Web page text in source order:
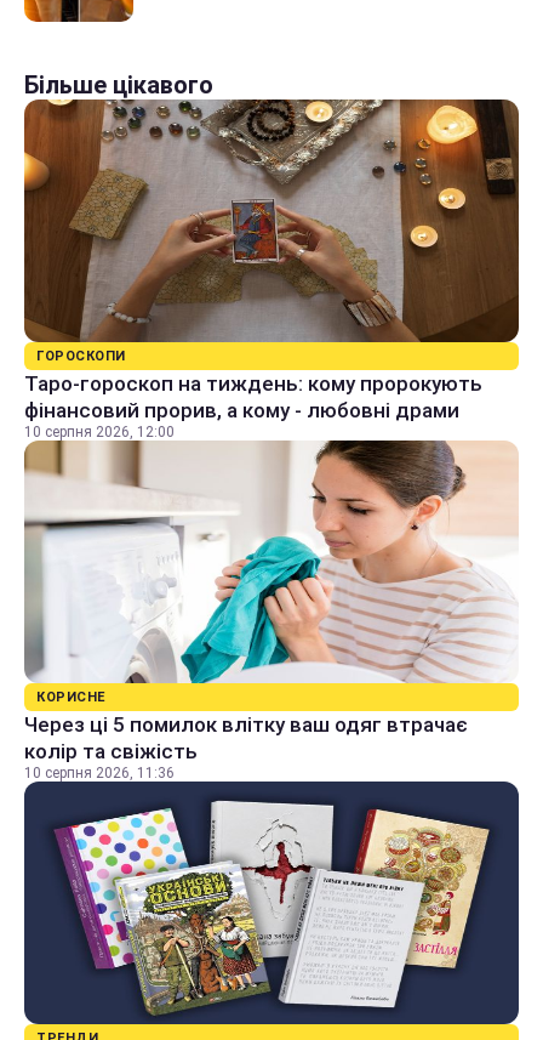
Більше цікавого
ГОРОСКОПИ
Таро-гороскоп на тиждень: кому пророкують
фінансовий прорив, а кому - любовні драми
10 серпня 2026, 12:00
КОРИСНЕ
Через ці 5 помилок влітку ваш одяг втрачає
колір та свіжість
10 серпня 2026, 11:36